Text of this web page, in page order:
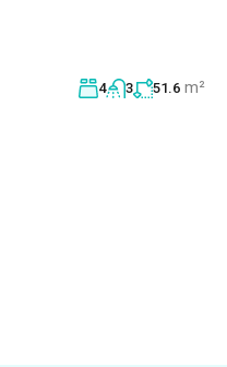
4 3 51.6 m²